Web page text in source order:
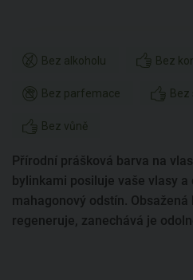
Bez alkoholu Bez
Bez parfemace
Bez vůně
Přírodní prášková barva na
bylinkami posiluje vaše vlasy a
mahagonový odstín.
regeneruje, zanechává je